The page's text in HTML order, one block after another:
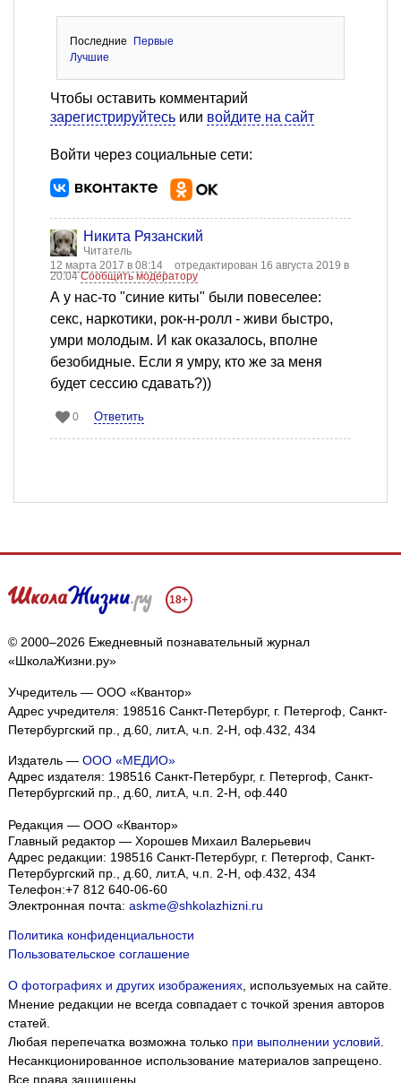
Последние
Первые
Лучшие
Чтобы оставить комментарий
зарегистрируйтесь или войдите на сайт
Войти через социальные сети:
Никита Рязанский
Читатель
12 марта 2017 в 08:14
отредактирован 16 августа 2019 в
20:04Сообщить модератору
А у нас-то "синие киты" были повеселее:
секс, наркотики, рок-н-ролл - живи быстро,
умри молодым. И как оказалось, вполне
безобидные. Если я умру, кто же за меня
будет сессию сдавать?))
0 Ответить
18+
© 2000–2026 Ежедневный познавательный журнал
«ШколаЖизни.ру»
Учредитель — ООО «Квантор»
Адрес учредителя: 198516 Санкт-Петербург, г. Петергоф, Санкт-
Петербургский пр., д.60, лит.А, ч.п. 2-Н, оф.432, 434
Издатель — ООО «МЕДИО»
Адрес издателя: 198516 Санкт-Петербург, г. Петергоф, Санкт-
Петербургский пр., д.60, лит.А, ч.п. 2-Н, оф.440
Редакция — ООО «Квантор»
Главный редактор — Хорошев Михаил Валерьевич
Адрес редакции: 198516 Санкт-Петербург, г. Петергоф Санкт-
Петербургский пр., д.60, лит.А, ч.п. 2-Н, оф.432, 434
Телефон:+7 812 640-06-60
Электронная почта: askme@shkolazhizni.ru
Политика конфиденциальности
Пользовательское соглашение
О фотографиях и других изображениях, используемых на сайте.
Мнение редакции не всегда совпадает с точкой зрения авторов
статей.
Любая перепечатка возможна только при выполнении условий
Несанкционированное использование материалов запрещено.
Все права защищены.